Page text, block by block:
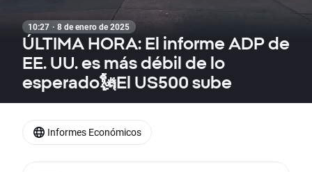
10:27 · 8 de enero de 2025
ÚLTIMA HORA: El informe ADP de
EE. UU. es más débil de lo
esperado🗽El US500 sube
Informes Económicos